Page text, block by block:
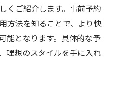
くご紹介します。事前予約
方法を知ることで、より快
能となります。具体的な予
理想のスタイルを手に入れ